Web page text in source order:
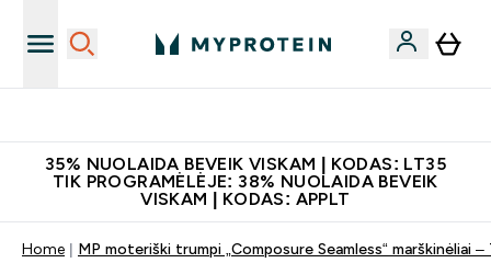
35% NUOLAIDA BEVEIK VISKAM | KODAS: LT35
TIK PROGRAMĖLĖJE: 38% NUOLAIDA BEVEIK
VISKAM | KODAS: APPLT
Home MP moteriški trumpi „Composure Seamless“ marškinėliai